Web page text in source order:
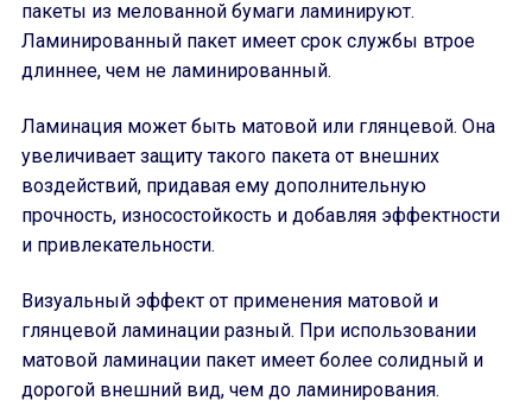
пакеты из мелованной бумаги ламинируют.
Ламинированный пакет имеет срок службы втрое
длиннее, чем не ламинированный.
Ламинация может быть матовой или глянцевой. Она
увеличивает защиту такого пакета от внешних
воздействий, придавая ему дополнительную
прочность, износостойкость и добавляя эффектности
и привлекательности.
Визуальный эффект от применения матовой и
глянцевой ламинации разный. При использовании
матовой ламинации пакет имеет более солидный и
дорогой внешний вид, чем до ламинирования.